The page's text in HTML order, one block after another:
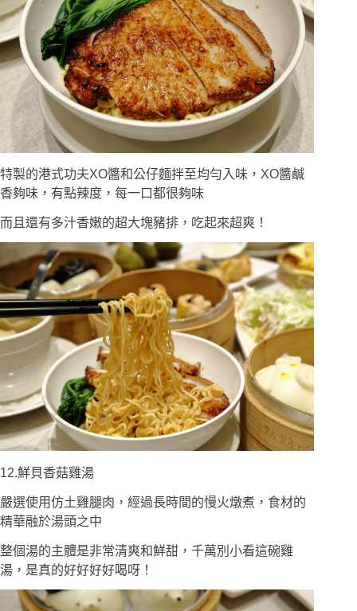
特製的港式功夫XO醬和公仔麵拌至均勻入味，XO醬鹹
香夠味，有點辣度，每一口都很夠味
而且還有多汁香嫩的超大塊豬排，吃起來超爽！
12.鮮貝香菇雞湯
嚴選使用仿土雞腿肉，經過長時間的慢火燉煮，食材的
精華融於湯頭之中
整個湯的主體是非常清爽和鮮甜，千萬別小看這碗雞
湯，是真的好好好好喝呀！